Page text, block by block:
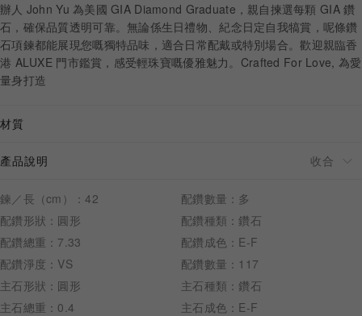
線上購物
LANGUAGE
預約來店
辦人 John Yu 為美國 GIA Diamond Graduate，親自揀選每顆 GIA 鑽
石，確保品質透明可靠。無論係生日禮物、紀念日定自我犒賞，呢條鑽
石項鍊都能展現您嘅獨特品味，適合日常配戴或特別場合。歡迎親臨香
港 ALUXE 門市鑑賞，感受輕珠寶嘅優雅魅力。Crafted For Love, 為愛
量身打造
材質
產品說明
鍊／長（cm）：42
配鑽數量：多
配鑽形狀：圓形
配鑽種類：鑽石
配鑽總重：7.33
配鑽成色：E-F
配鑽淨度：VS
配鑽數量：117
主石形狀：圓形
主石種類：鑽石
主石總重：0.4
主石成色：E-F